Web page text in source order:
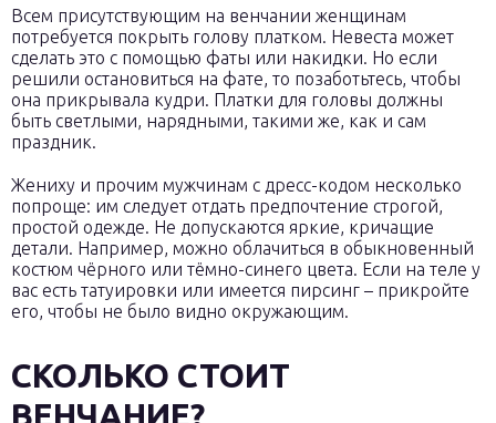
Всем присутствующим на венчании женщинам
потребуется покрыть голову платком. Невеста может
сделать это с помощью фаты или накидки. Но если
решили остановиться на фате, то позаботьтесь, чтобы
она прикрывала кудри. Платки для головы должны
быть светлыми, нарядными, такими же, как и сам
праздник.
Жениху и прочим мужчинам с дресс-кодом несколько
попроще: им следует отдать предпочтение строгой,
простой одежде. Не допускаются яркие, кричащие
детали. Например, можно облачиться в обыкновенный
костюм чёрного или тёмно-синего цвета. Если на теле у
вас есть татуировки или имеется пирсинг – прикройте
его, чтобы не было видно окружающим.
СКОЛЬКО СТОИТ
ВЕНЧАНИЕ?